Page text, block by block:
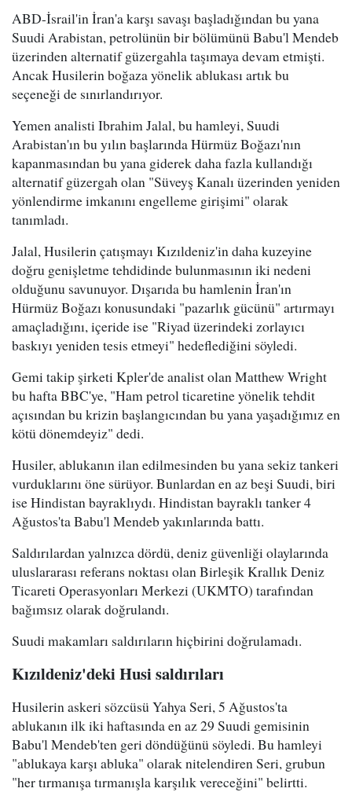
ABD-İsrail'in İran'a karşı savaşı başladığından bu yana
Suudi Arabistan, petrolünün bir bölümünü Babu'l Mendeb
üzerinden alternatif güzergahla taşımaya devam etmişti.
Ancak Husilerin boğaza yönelik ablukası artık bu
seçeneği de sınırlandırıyor.
Yemen analisti Ibrahim Jalal, bu hamleyi, Suudi
Arabistan'ın bu yılın başlarında Hürmüz Boğazı'nın
kapanmasından bu yana giderek daha fazla kullandığı
alternatif güzergah olan "Süveyş Kanalı üzerinden yeniden
yönlendirme imkanını engelleme girişimi" olarak
tanımladı.
Jalal, Husilerin çatışmayı Kızıldeniz'in daha kuzeyine
doğru genişletme tehdidinde bulunmasının iki nedeni
olduğunu savunuyor. Dışarıda bu hamlenin İran'ın
Hürmüz Boğazı konusundaki "pazarlık gücünü" artırmayı
amaçladığını, içeride ise "Riyad üzerindeki zorlayıcı
baskıyı yeniden tesis etmeyi" hedeflediğini söyledi.
Gemi takip şirketi Kpler'de analist olan Matthew Wright
bu hafta BBC'ye, "Ham petrol ticaretine yönelik tehdit
açısından bu krizin başlangıcından bu yana yaşadığımız en
kötü dönemdeyiz" dedi.
Husiler, ablukanın ilan edilmesinden bu yana sekiz tankeri
vurduklarını öne sürüyor. Bunlardan en az beşi Suudi, biri
ise Hindistan bayraklıydı. Hindistan bayraklı tanker 4
Ağustos'ta Babu'l Mendeb yakınlarında battı.
Saldırılardan yalnızca dördü, deniz güvenliği olaylarında
uluslararası referans noktası olan Birleşik Krallık Deniz
Ticareti Operasyonları Merkezi (UKMTO) tarafından
bağımsız olarak doğrulandı.
Suudi makamları saldırıların hiçbirini doğrulamadı.
Kızıldeniz'deki Husi saldırıları
Husilerin askeri sözcüsü Yahya Seri, 5 Ağustos'ta
ablukanın ilk iki haftasında en az 29 Suudi gemisinin
Babu'l Mendeb'ten geri döndüğünü söyledi. Bu hamleyi
"ablukaya karşı abluka" olarak nitelendiren Seri, grubun
"her tırmanışa tırmanışla karşılık vereceğini" belirtti.